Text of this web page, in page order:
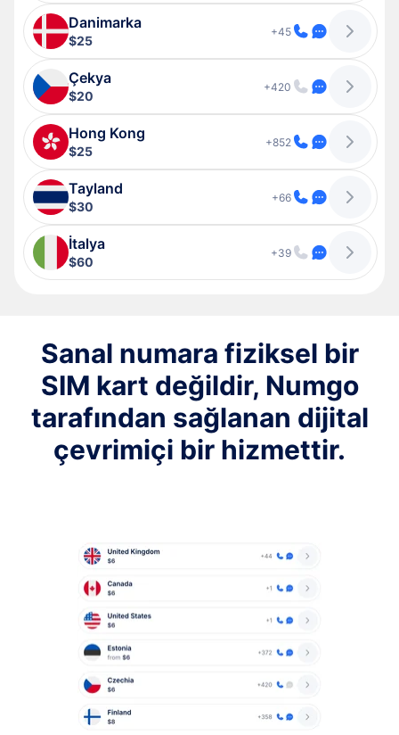
Danimarka
$25
+45
Çekya
$20
+420
Hong Kong
$25
+852
Tayland
$30
+66
İtalya
$60
+39
Sanal numara fiziksel bir
SIM kart değildir, Numgo
tarafından sağlanan dijital
çevrimiçi bir hizmettir.